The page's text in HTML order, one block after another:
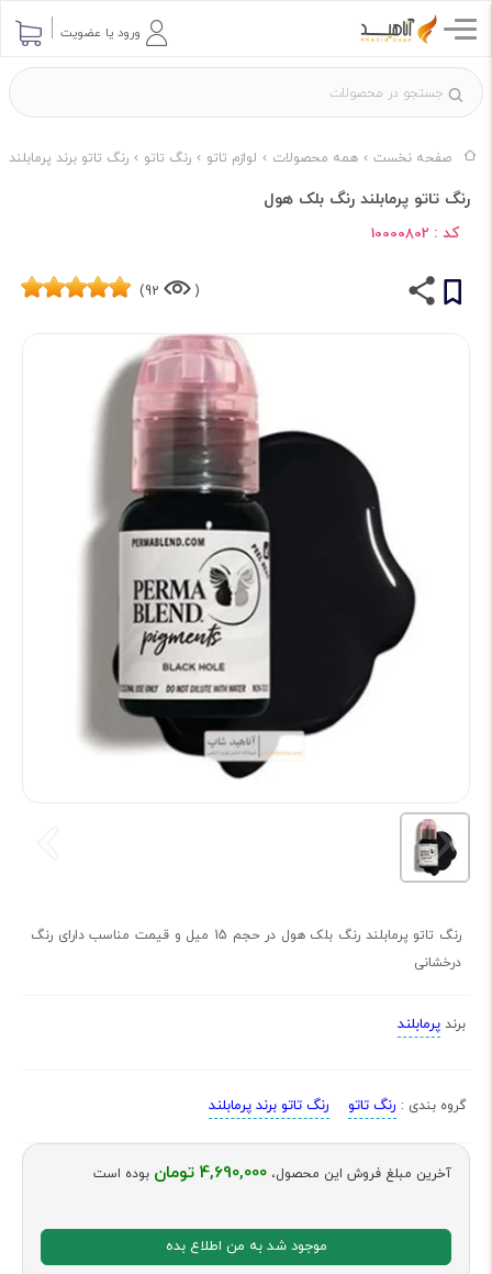
ورود یا عضویت
صفحه نخست همه محصولات لوازم تاتو رنگ تاتو رنگ تاتو برند پرمابلند
رنگ تاتو پرمابلند رنگ بلک هول
کد : 10000802
(
92)
رنگ تاتو پرمابلند رنگ بلک هول در حجم 15 میل و قیمت مناسب دارای رنگ
درخشانی
برند پرمابلند
گروه بندی : رنگ تاتو رنگ تاتو برند پرمابلند
آخرین مبلغ فروش این محصول، 4,690,000 تومان بوده است
موجود شد به من اطلاع بده